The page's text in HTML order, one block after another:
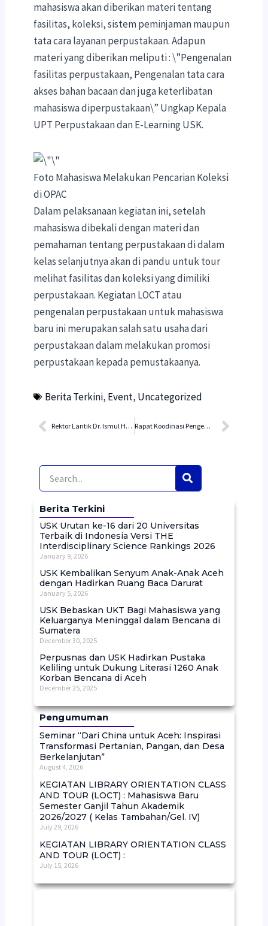
mahasiswa akan diberikan materi tentang
fasilitas, koleksi, sistem peminjaman maupun
tata cara layanan perpustakaan. Adapun
materi yang diberikan meliputi : \”Pengenalan
fasilitas perpustakaan, Pengenalan tata cara
akses bahan bacaan dan juga keterlibatan
mahasiswa diperpustakaan\” Ungkap Kepala
UPT Perpustakaan dan E-Learning USK.
Foto Mahasiswa Melakukan Pencarian Koleksi
di OPAC
Dalam pelaksanaan kegiatan ini, setelah
mahasiswa dibekali dengan materi dan
pemahaman tentang perpustakaan di dalam
kelas selanjutnya akan di pandu untuk tour
melihat fasilitas dan koleksi yang dimiliki
perpustakaan. Kegiatan LOCT atau
pengenalan perpustakaan untuk mahasiswa
baru ini merupakan salah satu usaha dari
perpustakaan dalam melakukan promosi
perpustakaan kepada pemustakaanya.
Berita Terkini, Event, Uncategorized
Prev Rektor Lantik Dr. Ismul Huda, M.Si Sebagai Kepala UPT Perpustakaan dan E-Learning USK Rapat Koodinasi Pengembangan E-Learning USK Next
Berita Terkini
USK Urutan ke-16 dari 20 Universitas
Terbaik di Indonesia Versi THE
Interdisciplinary Science Rankings 2026
January 9, 2026
USK Kembalikan Senyum Anak-Anak Aceh
dengan Hadirkan Ruang Baca Darurat
January 5, 2026
USK Bebaskan UKT Bagi Mahasiswa yang
Keluarganya Meninggal dalam Bencana di
Sumatera
December 30, 2025
Perpusnas dan USK Hadirkan Pustaka
Keliling untuk Dukung Literasi 1260 Anak
Korban Bencana di Aceh
December 25, 2025
Pengumuman
Seminar “Dari China untuk Aceh: Inspirasi
Transformasi Pertanian, Pangan, dan Desa
Berkelanjutan”
August 4, 2026
KEGIATAN LIBRARY ORIENTATION CLASS
AND TOUR (LOCT) : Mahasiswa Baru
Semester Ganjil Tahun Akademik
2026/2027 ( Kelas Tambahan/Gel. IV)
July 29, 2026
KEGIATAN LIBRARY ORIENTATION CLASS
AND TOUR (LOCT) :
July 15, 2026